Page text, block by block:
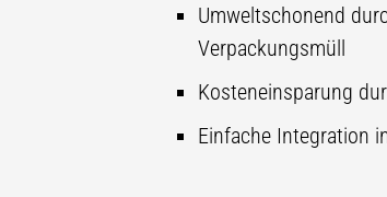
Umweltschonend
Verpackungsmüll
Kosteneinsparung
Einfache Integration